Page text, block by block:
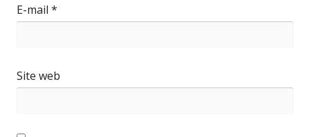
E-mail *
Site web